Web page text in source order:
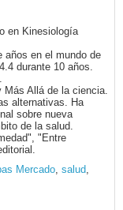
en Kinesiología
años en el mundo de
durante 10 años.
Más Allá de la ciencia.
alternativas. Ha
sobre nueva
de la salud.
"Entre
Mercado, salud,